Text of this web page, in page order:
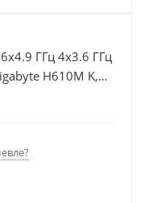
ГГц 4x3.6 ГГц
H610M K,
DDR4 32Gb,